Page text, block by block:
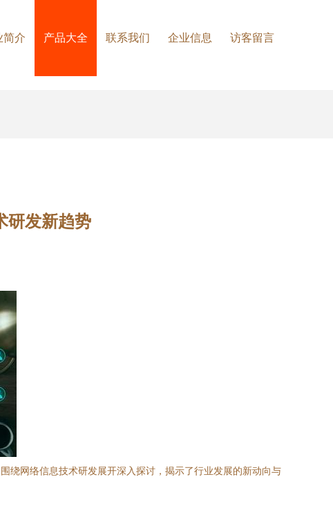
简介 产品大全 联系我们 企业信息 访客留言
研发新趋势
绕网络信息技术研发展开深入探讨，揭示了行业发展的新动向与